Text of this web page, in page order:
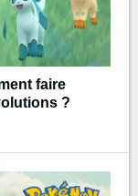
faire
?